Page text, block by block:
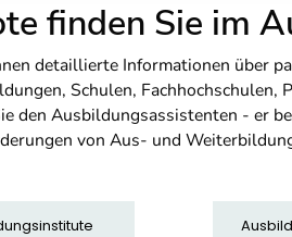
finden Sie im
detaillierte Informationen über
Schulen, Fachhochschulen,
den Ausbildungsassistenten - er
von Aus- und